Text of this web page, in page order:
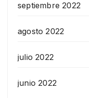
septiembre 2022
agosto 2022
julio 2022
junio 2022